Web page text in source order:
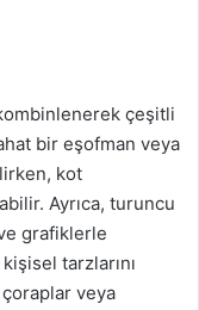
çeşitli
bir eşofman veya
kot
Ayrıca, turuncu
grafiklerle
tarzlarını
veya